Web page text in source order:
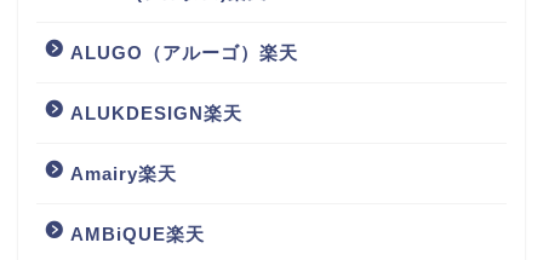
ALUGO（アルーゴ）楽天
ALUKDESIGN楽天
Amairy楽天
AMBiQUE楽天